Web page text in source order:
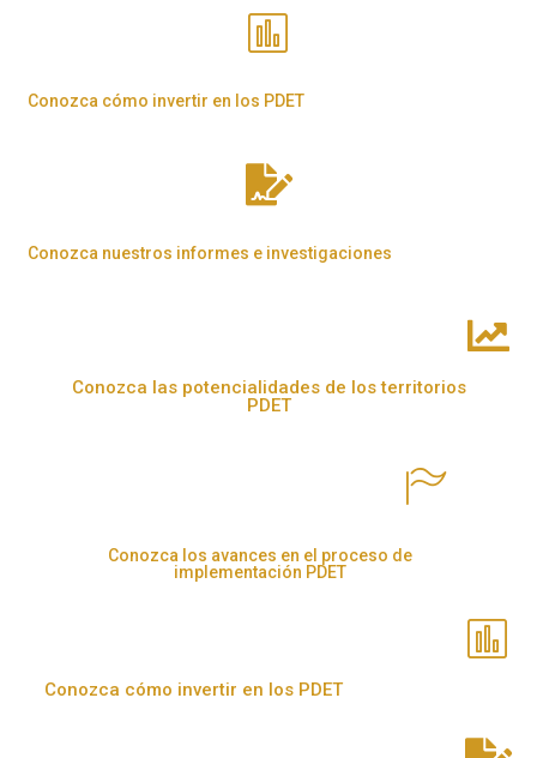
Conozca cómo invertir en los PDET
Conozca nuestros informes e investigaciones
Conozca las potencialidades de los territorios
PDET
Conozca los avances en el proceso de
implementación PDET
Conozca cómo invertir en los PDET